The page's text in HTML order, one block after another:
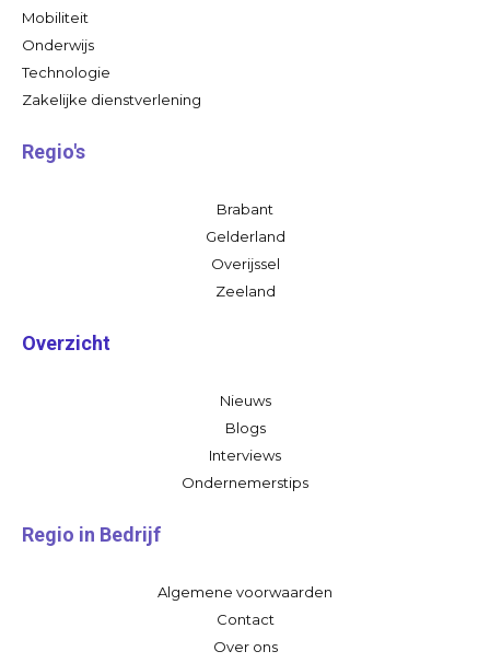
Mobiliteit
Onderwijs
Technologie
Zakelijke dienstverlening
Regio's
Brabant
Gelderland
Overijssel
Zeeland
Overzicht
Nieuws
Blogs
Interviews
Ondernemerstips
Regio in Bedrijf
Algemene voorwaarden
Contact
Over ons